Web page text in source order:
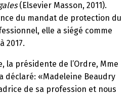
(Elsevier Masson, 2011).
du mandat de protection du
elle a siégé comme
2017.
la présidente de l’Ordre, Mme
déclaré: «Madeleine Beaudry
de sa profession et nous